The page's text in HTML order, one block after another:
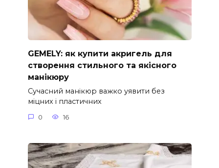
GEMELY: як купити акригель для
створення стильного та якісного
манікюру
Сучасний манікюр важко уявити без
міцних і пластичних
0 16